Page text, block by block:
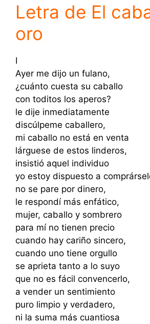
Letra de El
oro
I
Ayer me dijo un fulano,
¿cuánto cuesta su caballo
con toditos los aperos?
le dije inmediatamente
discúlpeme caballero,
mi caballo no está en venta
lárguese de estos linderos,
insistió aquel individuo
yo estoy dispuesto a
no se pare por dinero,
le respondí más enfático,
mujer, caballo y sombrero
para mí no tienen precio
cuando hay cariño sincero,
cuando uno tiene orgullo
se aprieta tanto a lo suyo
que no es fácil convencerlo,
a vender un sentimiento
puro limpio y verdadero,
ni la suma más cuantiosa